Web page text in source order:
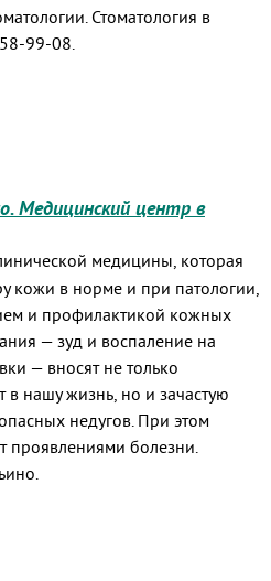
Стоматология в
99-08.
Медицинский центр в
медицины, которая
кожи в норме и при патологии,
и профилактикой кожных
— зуд и воспаление на
— вносят не только
нашу жизнь, но и зачастую
недугов. При этом
проявлениями болезни.